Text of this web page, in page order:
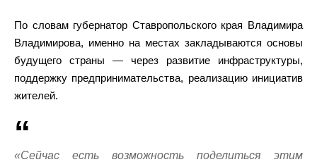
По словам губернатор Ставропольского края Владимира
Владимирова, именно на местах закладываются основы
будущего страны — через развитие инфраструктуры,
поддержку предпринимательства, реализацию инициатив
жителей.
«Сейчас есть возможность поделиться этим